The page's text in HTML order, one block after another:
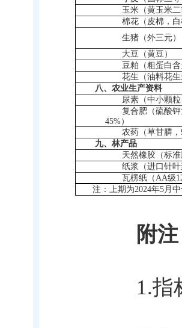
玉米（黄玉米
棉花（皮棉，
生猪（外三元）
大豆（黄豆）
豆粕（粗蛋白
花生（油料花
八、农业生产资料
尿素（中小颗
复合肥（硫酸
45%）
农药（草甘膦，
九、林产品
天然橡胶（标
纸浆（进口针
瓦楞纸（AA级
注：上期为2024年5月
附注
1.指